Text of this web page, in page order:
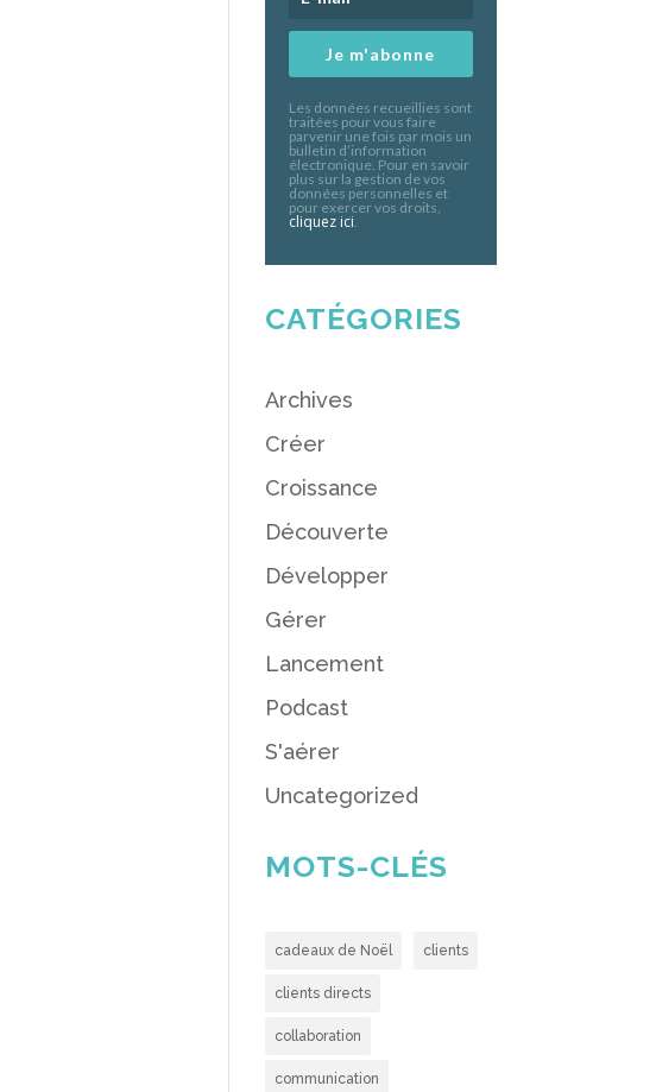
Je m'abonne
Les données recueillies sont
traitées pour vous faire
parvenir une fois par mois un
bulletin d’information
électronique. Pour en savoir
plus sur la gestion de vos
données personnelles et
pour exercer vos droits,
cliquez ici.
CATÉGORIES
Archives
Créer
Croissance
Découverte
Développer
Gérer
Lancement
Podcast
S'aérer
Uncategorized
MOTS-CLÉS
cadeaux de Noël clients
clients directs
collaboration
communication